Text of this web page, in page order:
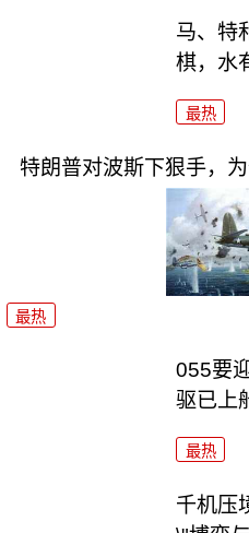
马、特
棋，水
最热
特朗普对波斯下狠手，
最热
055要
驱已上
最热
千机压